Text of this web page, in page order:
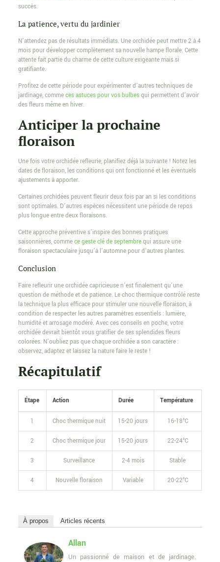
succès.
La patience, vertu du jardinier
N’attendez pas de résultats immédiats. Une orchidée peut mettre 2 à 4
mois pour développer complètement sa nouvelle hampe florale. Cette
attente fait partie du charme de cette culture exigeante mais si
gratifiante.
Profitez de cette période pour expérimenter d’autres techniques de
jardinage, commeces astuces pour vos bulbesqui permettent d’avoir
des fleurs même en hiver.
Anticiper la prochaine
floraison
Une fois votre orchidée refleurie, planifiez déjà la suivante ! Notez les
dates de floraison, les conditions qui ont fonctionné et les éventuels
ajustements à apporter.
Certaines orchidées peuvent fleurir deux fois par an si les conditions
sont optimales. D’autres espèces nécessitent une période de repos
plus longue entre deux floraisons.
Cette approche préventive s’inspire des bonnes pratiques
saisonnières, commece geste clé de septembrequi assure une
floraison spectaculaire jusqu’à l’automne pour d’autres plantes.
Conclusion
Faire refleurir une orchidée capricieuse n’est finalement qu’une
question de méthode et de patience. Le choc thermique contrôlé reste
la technique la plus efficace pour stimuler une nouvelle floraison, à
condition de respecter les autres paramètres essentiels : lumière,
humidité et arrosage modéré. Avec ces conseils en poche, votre
orchidée devrait bientôt vous gratifier de ses splendides fleurs
colorées. N’oubliez pas que chaque orchidée a son caractère :
observez, adaptez et laissez la nature faire le reste !
Récapitulatif
Étape Action Durée Température
1 Choc thermique nuit 15-20 jours 16-18°C
2 Choc thermique jour 15-20 jours 22-24°C
3 Surveillance 2-4 mois Stable
4 Nouvelle floraison Variable 20-22°C
À propos Articles récents
Allan
Un passionné de maison et de jardinage.